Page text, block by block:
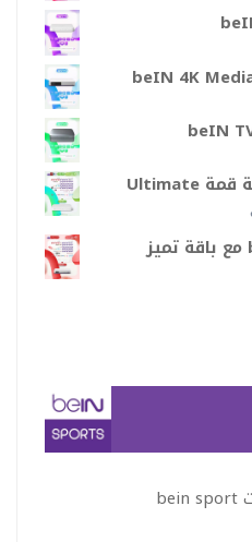
نطاق
السعر:
من
جهاز beIN PVR PLUS HD مع باقة تميز
تفعيل اشتراك بي ان سبورت bein sport